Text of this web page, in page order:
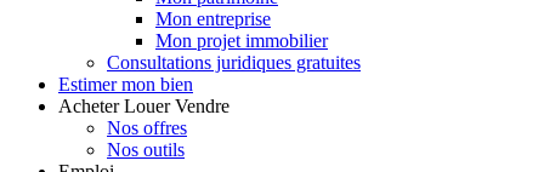
Mon entreprise
Mon projet immobilier
Consultations juridiques gratuites
Estimer mon bien
Acheter Louer Vendre
Nos offres
Nos outils